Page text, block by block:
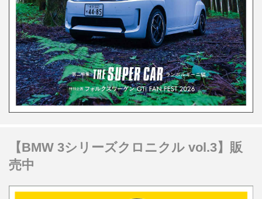
【BMW 3シリーズクロニクル vol.3】販
売中